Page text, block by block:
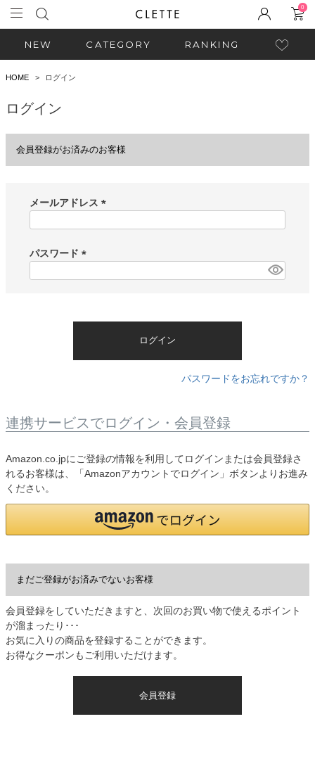
0
NEW CATEGORY RANKING
HOME ログイン
ログイン
会員登録がお済みのお客様
メールアドレス
)
パスワード
ログイン
パスワードをお忘れですか？
連携サービスでログイン・会員登録
Amazon.co.jpにご登録の情報を利用してログインまたは会員登録さ
れるお客様は、「Amazonアカウントでログイン」ボタンよりお進み
ください。
まだご登録がお済みでないお客様
会員登録をしていただきますと、次回のお買い物で使えるポイント
が溜まったり･･･
お気に入りの商品を登録することができます。
お得なクーポンもご利用いただけます。
会員登録